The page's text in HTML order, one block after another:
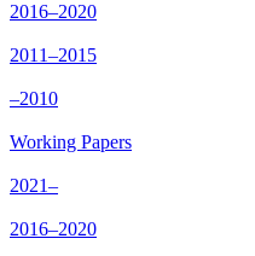
2016–2020
2011–2015
–2010
Working Papers
2021–
2016–2020